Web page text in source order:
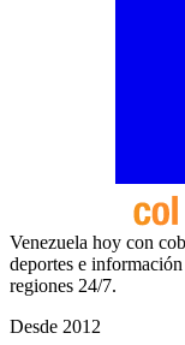
Venezuela hoy con
deportes e
regiones 24/7.
Desde 2012